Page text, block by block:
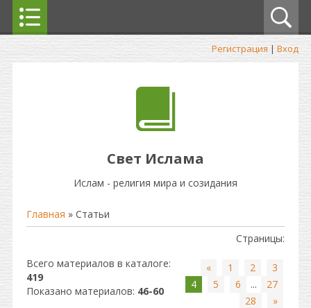
Регистрация | Вход
Свет Ислама
Ислам - религия мира и созидания
Главная » Статьи
Всего материалов в каталоге:
419
Показано материалов: 46-60
Страницы:
« 1 2
3
4
5 6 ...
27
28
»